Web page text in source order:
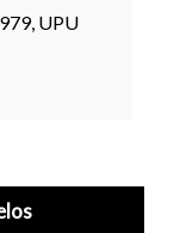
UPU